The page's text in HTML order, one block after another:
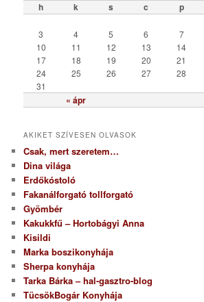
r
h k s c p
« ápr
3
4 5 6 7
10
11 12 13 14
17
18 19 20 21
24
25 26 27 28
31
AKIKET SZÍVESEN OLVASOK
Csak, mert szeretem…
Dina világa
Erdőkóstoló
Fakanálforgató tollforgató
Gyömbér
Kakukkfű – Hortobágyi Anna
Kisildi
Marka boszikonyhája
Sherpa konyhája
Tarka Bárka – hal-gasztro-blog
TücsökBogár Konyhája